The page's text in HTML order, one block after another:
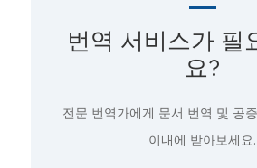
번역 서비스가 필
요?
전문 번역가에게 문서 번역 및 공
이내에 받아보세요.